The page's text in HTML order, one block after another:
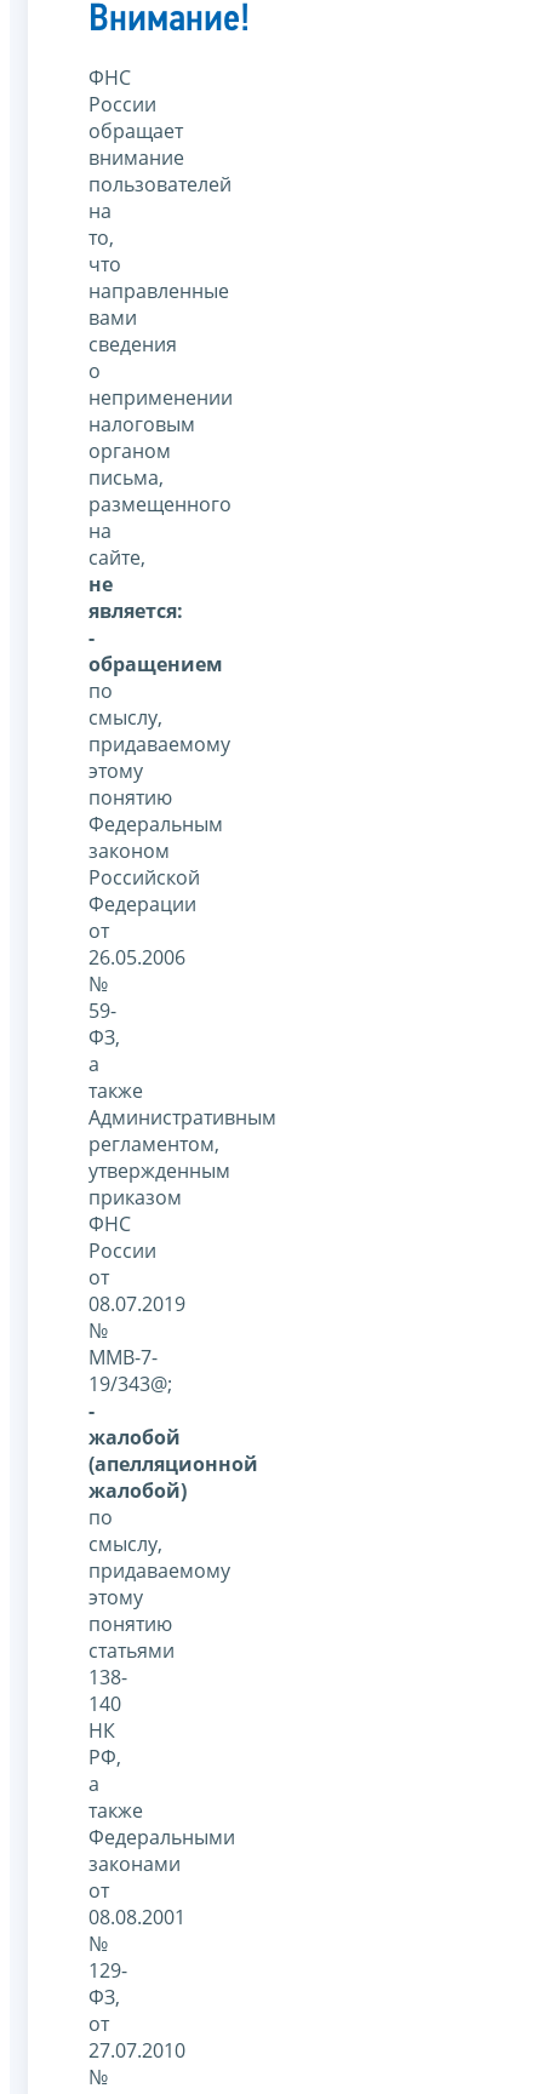
Внимание!
ФНС
России
обращает
внимание
пользователей
на
то,
что
направленные
вами
сведения
о
неприменении
налоговым
органом
письма,
размещенного
на
сайте,
не
является:
-
обращением
по
смыслу,
придаваемому
этому
понятию
Федеральным
законом
Российской
Федерации
от
26.05.2006
№
59-
ФЗ,
а
также
Административным
регламентом,
утвержденным
приказом
ФНС
России
от
08.07.2019
№
ММВ-7-
19/343@;
-
жалобой
(апелляционной
жалобой)
по
смыслу,
придаваемому
этому
понятию
статьями
138-
140
НК
РФ,
а
также
Федеральными
законами
от
08.08.2001
№
129-
ФЗ,
от
27.07.2010
№